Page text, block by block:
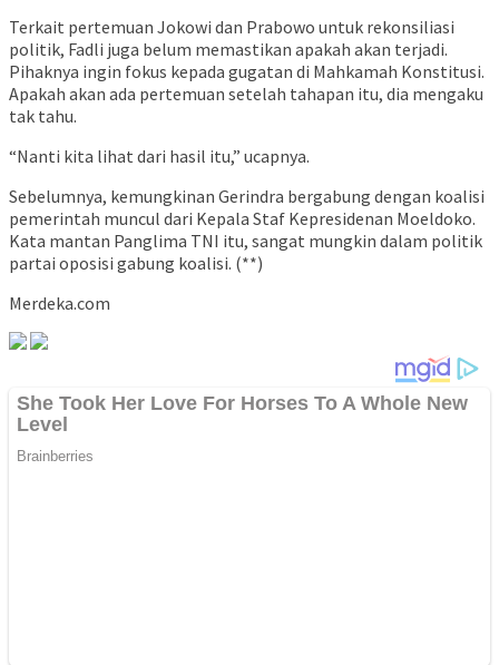
Terkait pertemuan Jokowi dan Prabowo untuk rekonsiliasi
politik, Fadli juga belum memastikan apakah akan terjadi.
Pihaknya ingin fokus kepada gugatan di Mahkamah Konstitusi.
Apakah akan ada pertemuan setelah tahapan itu, dia mengaku
tak tahu.
“Nanti kita lihat dari hasil itu,” ucapnya.
Sebelumnya, kemungkinan Gerindra bergabung dengan koalisi
pemerintah muncul dari Kepala Staf Kepresidenan Moeldoko.
Kata mantan Panglima TNI itu, sangat mungkin dalam politik
partai oposisi gabung koalisi. (**)
Merdeka.com